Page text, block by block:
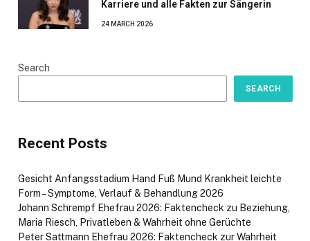
Karriere und alle Fakten zur Sängerin
24 MARCH 2026
Search
SEARCH
Recent Posts
Gesicht Anfangsstadium Hand Fuß Mund Krankheit leichte
Form – Symptome, Verlauf & Behandlung 2026
Johann Schrempf Ehefrau 2026: Faktencheck zu Beziehung,
Maria Riesch, Privatleben & Wahrheit ohne Gerüchte
Peter Sattmann Ehefrau 2026: Faktencheck zur Wahrheit